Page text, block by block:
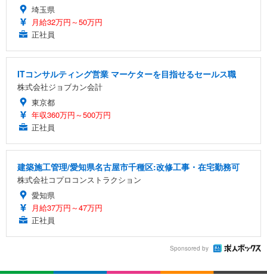
埼玉県
月給32万円～50万円
正社員
ITコンサルティング営業 マーケターを目指せるセールス職
株式会社ジョブカン会計
東京都
年収360万円～500万円
正社員
建築施工管理/愛知県名古屋市千種区:改修工事・在宅勤務可
株式会社コプロコンストラクション
愛知県
月給37万円～47万円
正社員
Sponsored by